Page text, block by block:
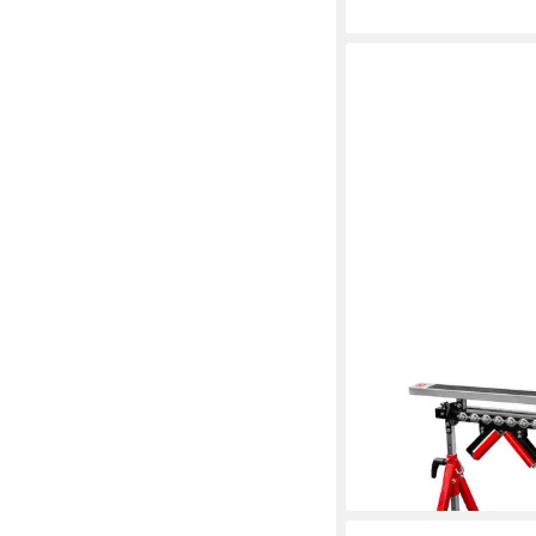
HOLZMANN
Klappbock Holzmann
Multifunktionsständer
in 3-4 Werktagen bei dir